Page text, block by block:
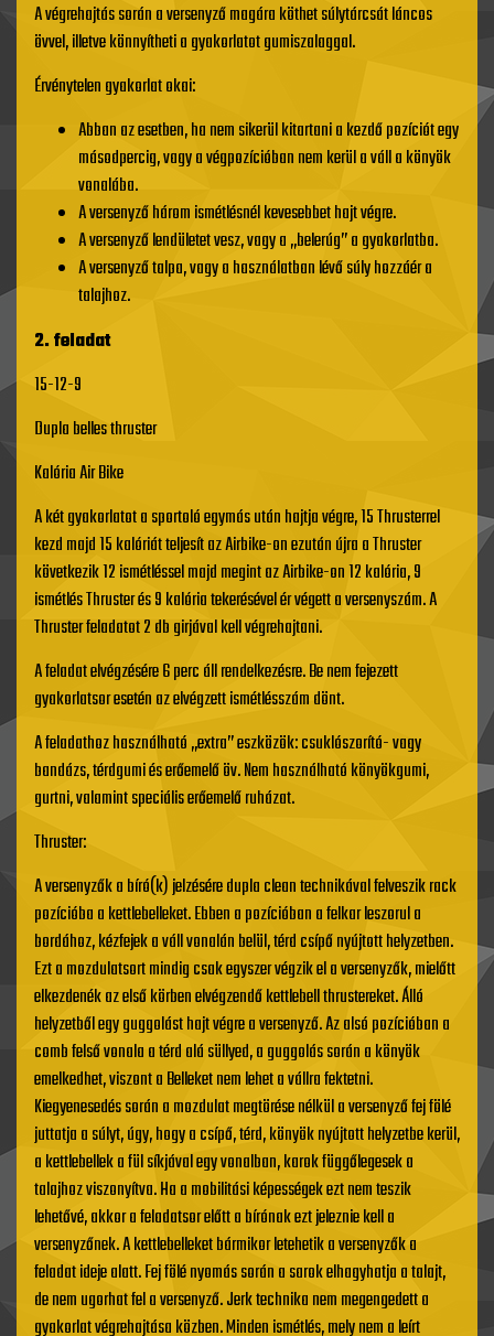
A végrehajtás során a versenyző magára köthet súlytárcsát láncos
övvel, illetve könnyítheti a gyakorlatot gumiszalaggal.
Érvénytelen gyakorlat okai:
Abban az esetben, ha nem sikerül kitartani a kezdő pozíciót egy
másodpercig, vagy a végpozícióban nem kerül a váll a könyök
vonalába.
A versenyző három ismétlésnél kevesebbet hajt végre.
A versenyző lendületet vesz, vagy a „belerúg” a gyakorlatba.
A versenyző talpa, vagy a használatban lévő súly hozzáér a
talajhoz.
2. feladat
15-12-9
Dupla belles thruster
Kalória Air Bike
A két gyakorlatot a sportoló egymás után hajtja végre, 15 Thrusterrel
kezd majd 15 kalóriát teljesít az Airbike-on ezután újra a Thruster
következik 12 ismétléssel majd megint az Airbike-on 12 kalória, 9
ismétlés Thruster és 9 kalória tekerésével ér végett a versenyszám. A
Thruster feladatot 2 db girjával kell végrehajtani.
A feladat elvégzésére 6 perc áll rendelkezésre. Be nem fejezett
gyakorlatsor esetén az elvégzett ismétlésszám dönt.
A feladathoz használható „extra” eszközök: csuklószorító- vagy
bandázs, térdgumi és erőemelő öv. Nem használható könyökgumi,
gurtni, valamint speciális erőemelő ruházat.
Thruster:
A versenyzők a bíró(k) jelzésére dupla clean technikával felveszik rack
pozícióba a kettlebelleket. Ebben a pozícióban a felkar leszorul a
bordához, kézfejek a váll vonalán belül, térd csípő nyújtott helyzetben.
Ezt a mozdulatsort mindig csak egyszer végzik el a versenyzők, mielőtt
elkezdenék az első körben elvégzendő kettlebell thrustereket. Álló
helyzetből egy guggolást hajt végre a versenyző. Az alsó pozícióban a
comb felső vonala a térd alá süllyed, a guggolás során a könyök
emelkedhet, viszont a Belleket nem lehet a vállra fektetni.
Kiegyenesedés során a mozdulat megtörése nélkül a versenyző fej fölé
juttatja a súlyt, úgy, hogy a csípő, térd, könyök nyújtott helyzetbe kerül,
a kettlebellek a fül síkjával egy vonalban, karok függőlegesek a
talajhoz viszonyítva. Ha a mobilitási képességek ezt nem teszik
lehetővé, akkor a feladatsor előtt a bírónak ezt jeleznie kell a
versenyzőnek. A kettlebelleket bármikor letehetik a versenyzők a
feladat ideje alatt. Fej fölé nyomás során a sarok elhagyhatja a talajt,
de nem ugorhat fel a versenyző. Jerk technika nem megengedett a
gyakorlat végrehajtása közben. Minden ismétlés, mely nem a leírt